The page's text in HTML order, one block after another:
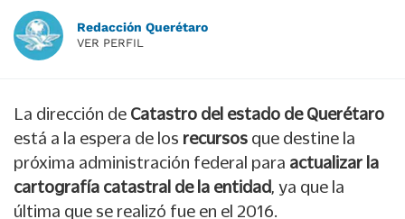
Redacción Querétaro
VER PERFIL
La dirección de Catastro del estado de Querétaro
está a la espera de los recursos que destine la
próxima administración federal para actualizar la
cartografía catastral de la entidad, ya que la
última que se realizó fue en el 2016.